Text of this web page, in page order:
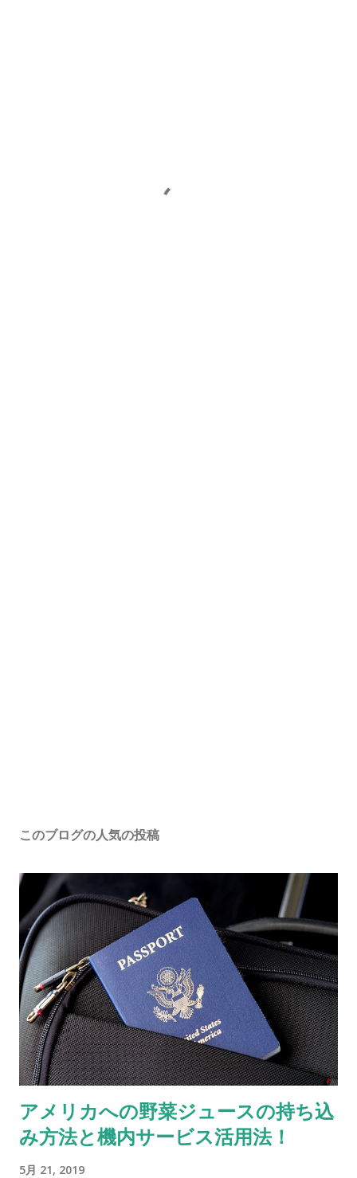
このブログの人気の投稿
アメリカへの野菜ジュースの持ち込
み方法と機内サービス活用法！
5月 21, 2019